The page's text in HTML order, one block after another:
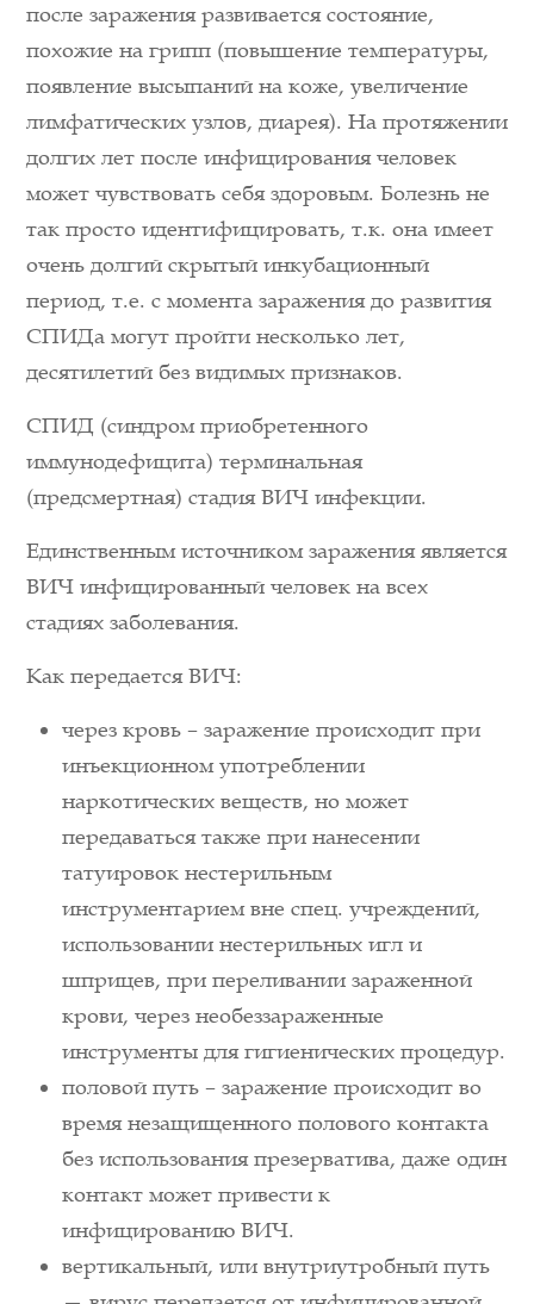
после заражения развивается состояние,
похожие на грипп (повышение температуры,
появление высыпаний на коже, увеличение
лимфатических узлов, диарея). На протяжении
долгих лет после инфицирования человек
может чувствовать себя здоровым. Болезнь не
так просто идентифицировать, т.к. она имеет
очень долгий скрытый инкубационный
период, т.е. с момента заражения до развития
СПИДа могут пройти несколько лет,
десятилетий без видимых признаков.
СПИД (синдром приобретенного
иммунодефицита) терминальная
(предсмертная) стадия ВИЧ инфекции.
Единственным источником заражения является
ВИЧ инфицированный человек на всех
стадиях заболевания.
Как передается ВИЧ:
через кровь – заражение происходит при
инъекционном употреблении
наркотических веществ, но может
передаваться также при нанесении
татуировок нестерильным
инструментарием вне спец. учреждений,
использовании нестерильных игл и
шприцев, при переливании зараженной
крови, через необеззараженные
инструменты для гигиенических процедур.
половой путь – заражение происходит во
время незащищенного полового контакта
без использования презерватива, даже один
контакт может привести к
инфицированию ВИЧ.
вертикальный, или внутриутробный путь